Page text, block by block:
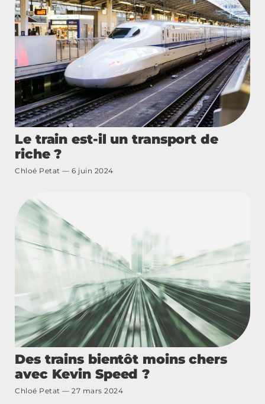
Le train est-il un transport de
riche ?
Chloé Petat 6 juin 2024
Des trains bientôt moins chers
avec Kevin Speed ?
Chloé Petat 27 mars 2024